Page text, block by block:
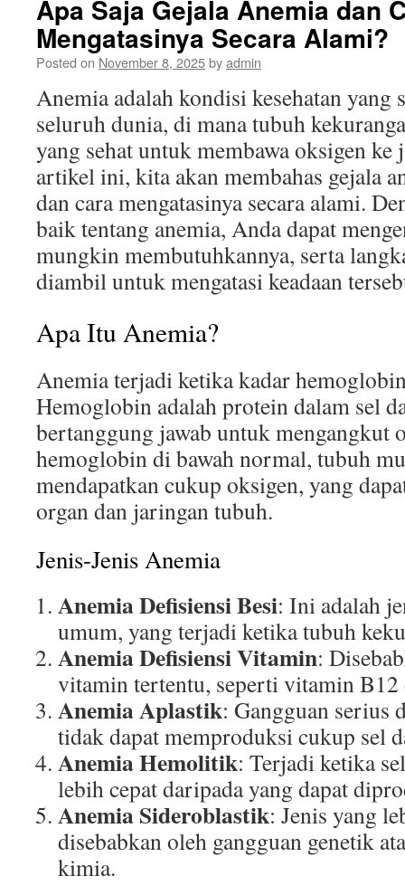
Apa Saja Gejala Anemia dan
Mengatasinya Secara Alami?
Posted on November 8, 2025byadmin
Anemia adalah kondisi kesehatan yang
seluruh dunia, di mana tubuh
yang sehat untuk membawa oksigen
artikel ini, kita akan membahas gejala
dan cara mengatasinya secara alami.
baik tentang anemia, Anda dapat
mungkin membutuhkannya, serta
diambil untuk mengatasi keadaan
Apa Itu Anemia?
Anemia terjadi ketika kadar
Hemoglobin adalah protein dalam sel
bertanggung jawab untuk mengangkut
hemoglobin di bawah normal, tubuh
mendapatkan cukup oksigen, yang
organ dan jaringan tubuh.
Jenis-Jenis Anemia
Anemia Defisiensi Besi: Ini adalah
umum, yang terjadi ketika tubuh
Anemia Defisiensi Vitamin:
vitamin tertentu, seperti vitamin B12
Anemia Aplastik: Gangguan serius
tidak dapat memproduksi cukup sel
Anemia Hemolitik: Terjadi ketika
lebih cepat daripada yang dapat
Anemia Sideroblastik: Jenis yang
disebabkan oleh gangguan genetik
kimia.